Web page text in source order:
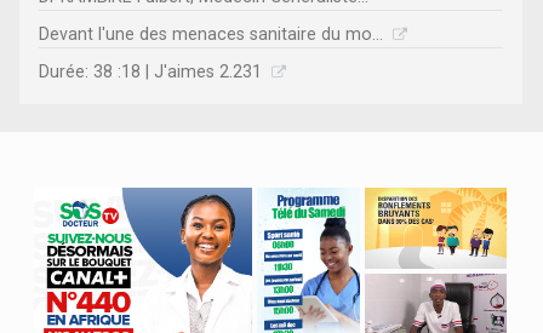
Devant l'une des menaces sanitaire du mo...
Durée: 38 :18 | J'aimes 2.231